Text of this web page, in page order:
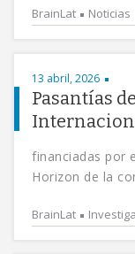
BrainLat Noticias
13 abril, 2026
Pasantías
financiadas por
Horizon de la
BrainLat